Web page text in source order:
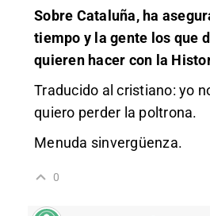
Sobre Cataluña, ha
tiempo y la gente los que
quieren hacer con la
Traducido al cristiano: yo
quiero perder la poltrona.
Menuda sinvergüenza.
0